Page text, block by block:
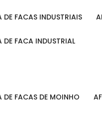
DE FACAS INDUSTRIAIS
DE FACA INDUSTRIAL
DE FACAS DE MOINHO